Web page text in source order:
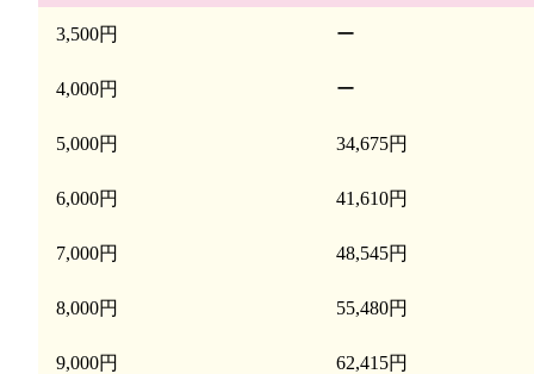
3,500円 ー
4,000円 ー
5,000円 34,675円
6,000円 41,610円
7,000円 48,545円
8,000円 55,480円
9,000円 62,415円